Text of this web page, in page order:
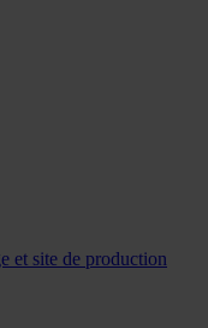
et site de production